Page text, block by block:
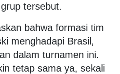
tersebut.
bahwa formasi tim
menghadapi Brasil,
dalam turnamen ini.
tetap sama ya, sekali